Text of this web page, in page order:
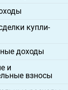
купли-
доходы
и
взносы